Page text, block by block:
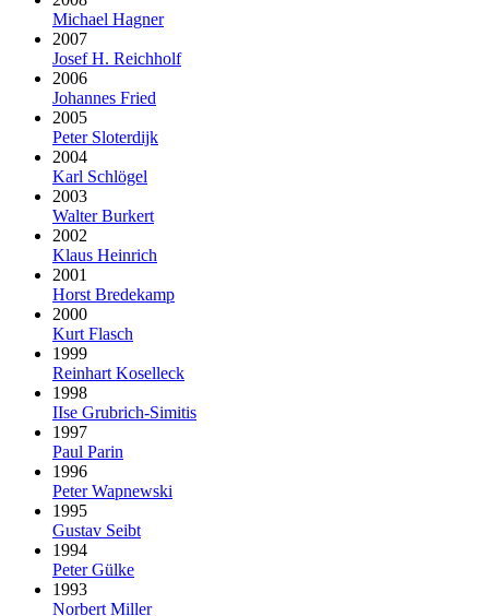
Michael Hagner
2007
Josef H. Reichholf
2006
Johannes Fried
2005
Peter Sloterdijk
2004
Karl Schlögel
2003
Walter Burkert
2002
Klaus Heinrich
2001
Horst Bredekamp
2000
Kurt Flasch
1999
Reinhart Koselleck
1998
IIse Grubrich-Simitis
1997
Paul Parin
1996
Peter Wapnewski
1995
Gustav Seibt
1994
Peter Gülke
1993
Norbert Miller